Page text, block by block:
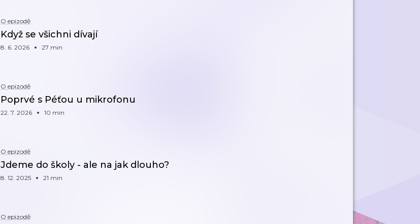
O epizodě
Když se všichni dívají
8. 6. 2026 27 min
O epizodě
Poprvé s Péťou u mikrofonu
22. 7. 2026 10 min
O epizodě
Jdeme do školy - ale na jak dlouho?
8. 12. 2025 21 min
O epizodě